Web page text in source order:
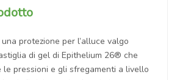
protezione per l’alluce valgo
di gel di Epithelium 26® che
pressioni e gli sfregamenti a livello